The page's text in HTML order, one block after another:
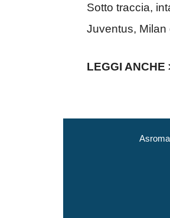
Sotto traccia,
Juventus, Milan
LEGGI ANCHE